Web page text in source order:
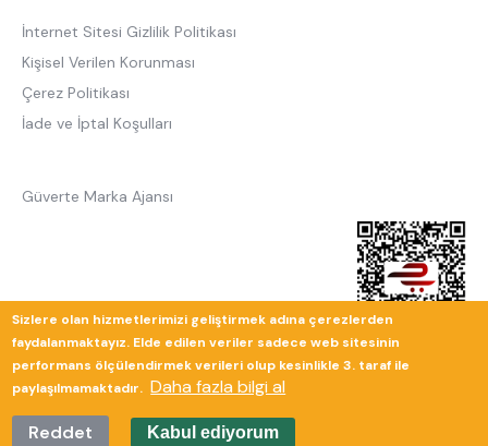
İnternet Sitesi Gizlilik Politikası
Kişisel Verilen Korunması
Çerez Politikası
İade ve İptal Koşulları
Güverte Marka Ajansı
Sizlere olan hizmetlerimizi geliştirmek adına çerezlerden
faydalanmaktayız. Elde edilen veriler sadece web sitesinin
performans ölçülendirmek verileri olup kesinlikle 3. taraf ile
paylaşılmamaktadır. Daha fazla bilgi al
Reddet
Kabul ediyorum